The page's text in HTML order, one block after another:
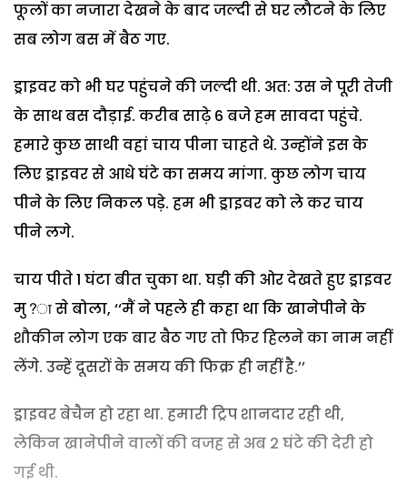
फूलों का नजारा देखने के बाद जल्दी से घर लौटने के लिए
सब लोग बस में बैठ गए.
ड्राइवर को भी घर पहुंचने की जल्दी थी. अत: उस ने पूरी तेजी
के साथ बस दौड़ाई. करीब साढ़े 6 बजे हम सावदा पहुंचे.
हमारे कुछ साथी वहां चाय पीना चाहते थे. उन्होंने इस के
लिए ड्राइवर से आधे घंटे का समय मांगा. कुछ लोग चाय
पीने के लिए निकल पड़े. हम भी ड्राइवर को ले कर चाय
पीने लगे.
चाय पीते 1 घंटा बीत चुका था. घड़ी की ओर देखते हुए ड्राइवर
मु?ा से बोला, ‘‘मैं ने पहले ही कहा था कि खानेपीने के
शौकीन लोग एक बार बैठ गए तो फिर हिलने का नाम नहीं
लेंगे. उन्हें दूसरों के समय की फिक्र ही नहीं है.’’
ड्राइवर बेचैन हो रहा था. हमारी ट्रिप शानदार रही थी,
लेकिन खानेपीने वालों की वजह से अब 2 घंटे की देरी हो
गई थी.